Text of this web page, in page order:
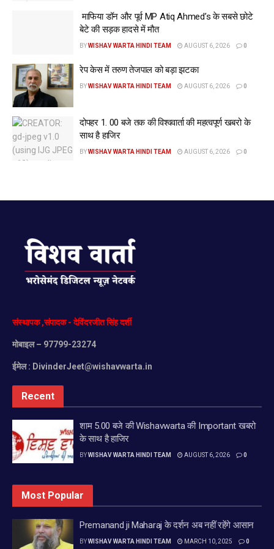
स. लालजीत सिंह भुल्लर ने कहा कि विभाग द्वारा यह भी यकीनी बनाया जाए
को अनुशासन में रहने, सवारियों के साथ सहकारिता रखने सम्बन्धी हिदायतें
जारी की जाएँ।
और कंडकटरों को सर्विस में ज्वाईन करवाने से पहले आम जनता के साथ
अच्छा व्यवहार करने और सड़क नियमों के बारे में अच्छी तरह शिक्षित करने
हित एक अनिर्वाय प्रशिक्षण की व्यवस्था को यकीनी बनाया जाए।
माफिया डॉन और पूर्व MP Atiq Ahmed’s के सबसे छोटे
बेटे की सड़क हादसे में मौत
BYWISHAV WARTA HINDI TEAM AUGUST 6, 2026 0
रेप केस में तरुण तेजपाल को बड़ा झटका
BYWISHAV WARTA HINDI TEAM AUGUST 6, 2026 0
दोपहर 1. 00 बजे तक की विश्ववार्ता की महत्वपूर्ण खबरो के
साथ है हाजिर
BYWISHAV WARTA HINDI TEAM AUGUST 6, 2026 0
संस्थापक,संपादक-देविंदरजीतसिंहदर्शी
मोबाइल– 97799-23274
ईमेल : DivinderJeet@wishavwarta.in
Recent
शाम 5.00 बजे की Wishavwarta की Important खबरो
के साथ है हाजिर
BYWISHAV WARTA HINDI TEAM AUGUST 6, 2026 0
Most Popular
Premanand ji Maharaj के दर्शन अब नहीं रहेंगे आसान
BYWISHAV WARTA HINDI TEAM MARCH 10, 2025 0